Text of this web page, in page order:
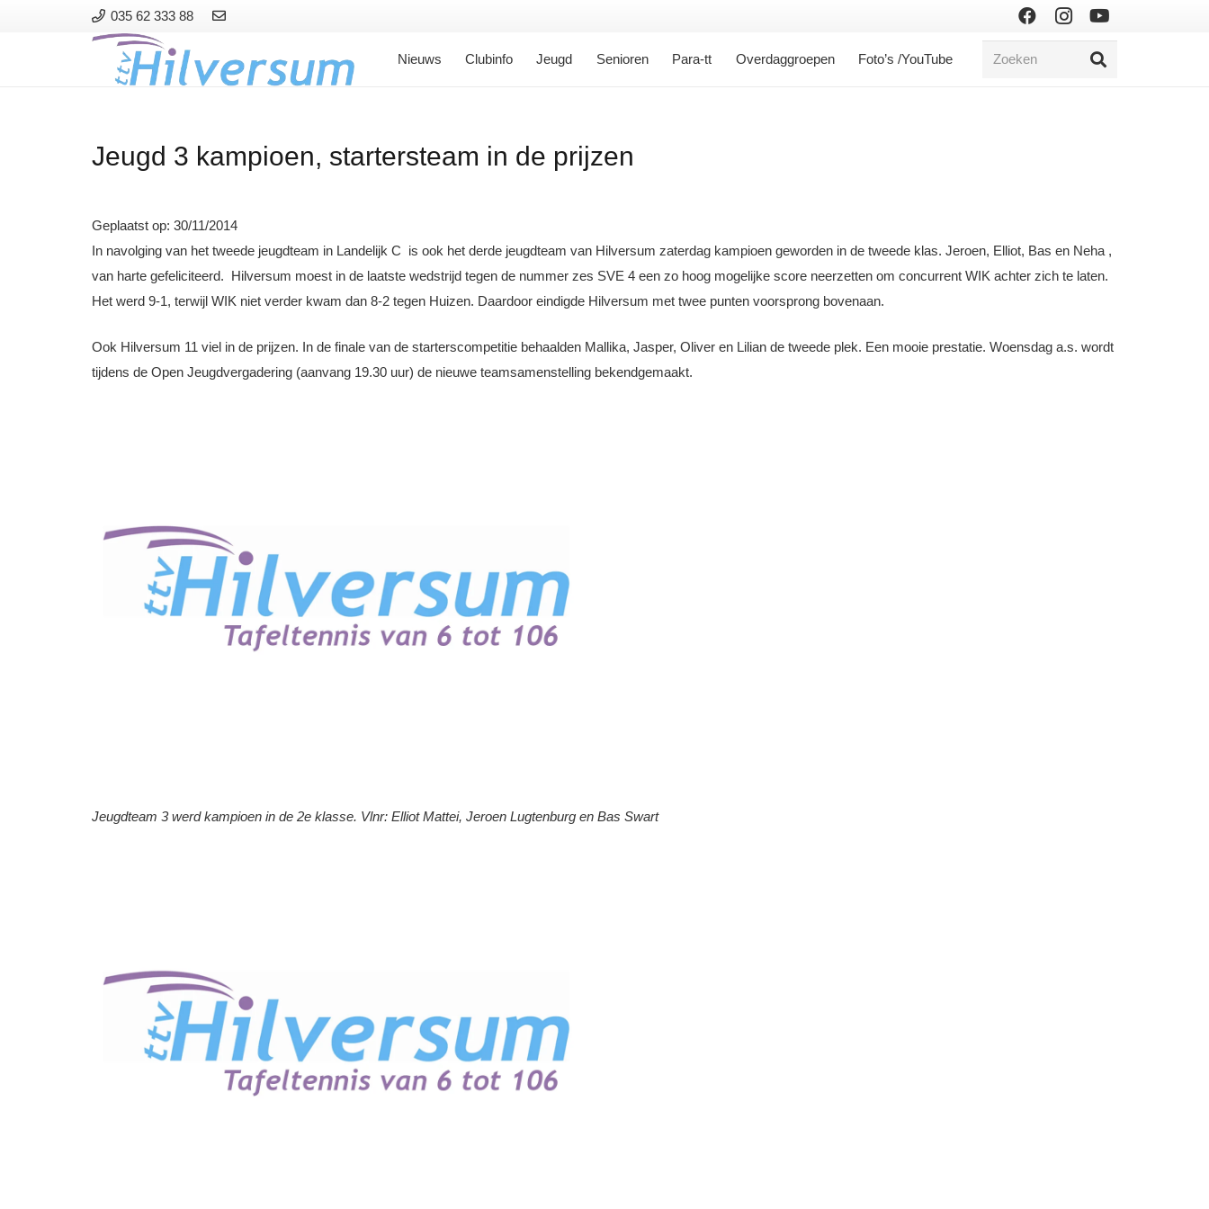
035 62 333 88
Nieuws Clubinfo Jeugd Senioren Para-tt Overdaggroepen Foto’s /YouTube
Jeugd 3 kampioen, startersteam in de prijzen
Geplaatst op: 30/11/2014
In navolging van het tweede jeugdteam in Landelijk C is ook het derde jeugdteam van Hilversum zaterdag kampioen geworden in de tweede klas. Jeroen, Elliot, Bas en Neha ,
van harte gefeliciteerd. Hilversum moest in de laatste wedstrijd tegen de nummer zes SVE 4 een zo hoog mogelijke score neerzetten om concurrent WIK achter zich te laten.
Het werd 9-1, terwijl WIK niet verder kwam dan 8-2 tegen Huizen. Daardoor eindigde Hilversum met twee punten voorsprong bovenaan.
Ook Hilversum 11 viel in de prijzen. In de finale van de starterscompetitie behaalden Mallika, Jasper, Oliver en Lilian de tweede plek. Een mooie prestatie. Woensdag a.s. wordt
tijdens de Open Jeugdvergadering (aanvang 19.30 uur) de nieuwe teamsamenstelling bekendgemaakt.
Jeugdteam 3 werd kampioen in de 2e klasse. Vlnr: Elliot Mattei, Jeroen Lugtenburg en Bas Swart